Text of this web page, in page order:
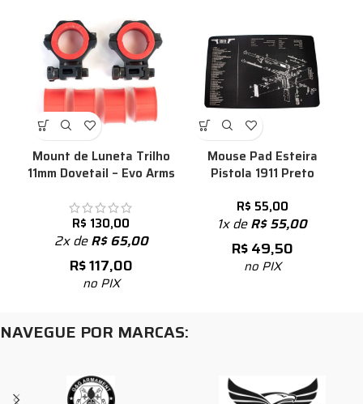
Mount de Luneta Trilho
11mm Dovetail – Evo Arms
R$ 130,00
2x deR$65,00
R$117,00
no PIX
Mouse Pad Esteira
Pistola 1911 Preto
R$ 55,00
1x deR$55,00
R$49,50
no PIX
NAVEGUE POR MARCAS: